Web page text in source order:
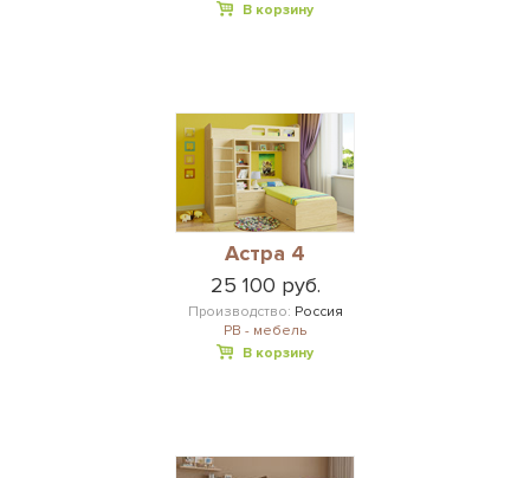
В корзину
Астра 4
25 100 руб.
Производство: Россия
РВ - мебель
В корзину